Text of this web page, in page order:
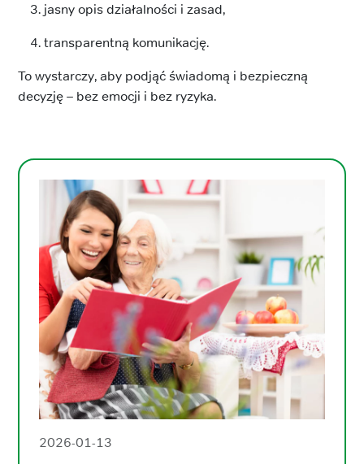
jasny opis działalności i zasad,
transparentną komunikację.
To wystarczy, aby podjąć świadomą i bezpieczną
decyzję – bez emocji i bez ryzyka.
2026-01-13